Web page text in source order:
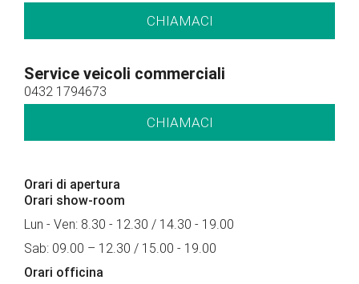
CHIAMACI
Service veicoli commerciali
0432 1794673
CHIAMACI
Orari di apertura
Orari show-room
Lun - Ven: 8.30 - 12.30 / 14.30 - 19.00
Sab: 09.00 – 12.30 / 15.00 - 19.00
Orari officina